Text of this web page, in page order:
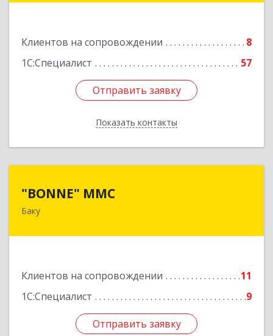
Клиентов на сопровождении
8
1С:Специалист
57
Отправить заявку
Показать контакты
Отправить заявку
Назад
"BONNE" MMC
Баку
Клиентов на сопровождении
11
1С:Специалист
9
Отправить заявку
AZ1033, Азербайджан, г. Баку, пр Г.Алиева 95,
Отправить заявку